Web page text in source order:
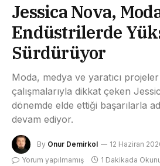
Jessica Nova,
Endüstrilerde
Sürdürüyor
Moda, medya ve yaratıcı projeler
çalışmalarıyla dikkat çeken
dönemde elde ettiği başarılarla
devam ediyor.
By Onur Demirkol 12 Haziran
Yorum yapılmamış 1 Dakikada